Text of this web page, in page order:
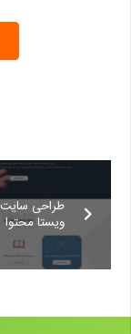
طراحی
ویستا محتوا